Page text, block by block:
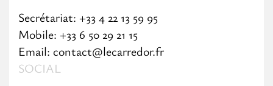
Secrétariat: +33 4 22 13 59 95
Mobile: +33 6 50 29 21 15
Email: contact@lecarredor.fr
SOCIAL